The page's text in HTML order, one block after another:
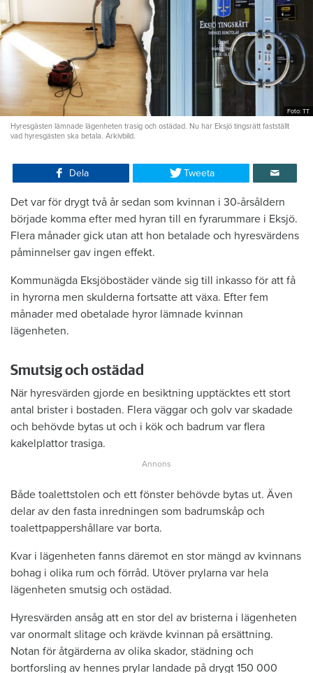
Foto: TT
Hyresgästen lämnade lägenheten trasig och ostädad. Nu har Eksjö tingsrätt fastställt
vad hyresgästen ska betala. Arkivbild.
Dela Tweeta
Det var för drygt två år sedan som kvinnan i 30-årsåldern
började komma efter med hyran till en fyrarummare i Eksjö.
Flera månader gick utan att hon betalade och hyresvärdens
påminnelser gav ingen effekt.
Kommunägda Eksjöbostäder vände sig till inkasso för att få
in hyrorna men skulderna fortsatte att växa. Efter fem
månader med obetalade hyror lämnade kvinnan
lägenheten.
Smutsig och ostädad
När hyresvärden gjorde en besiktning upptäcktes ett stort
antal brister i bostaden. Flera väggar och golv var skadade
och behövde bytas ut och i kök och badrum var flera
kakelplattor trasiga.
Både toalettstolen och ett fönster behövde bytas ut. Även
delar av den fasta inredningen som badrumskåp och
toalettpappershållare var borta.
Kvar i lägenheten fanns däremot en stor mängd av kvinnans
bohag i olika rum och förråd. Utöver prylarna var hela
lägenheten smutsig och ostädad.
Hyresvärden ansåg att en stor del av bristerna i lägenheten
var onormalt slitage och krävde kvinnan på ersättning.
Notan för åtgärderna av olika skador, städning och
bortforsling av hennes prylar landade på drygt 150 000